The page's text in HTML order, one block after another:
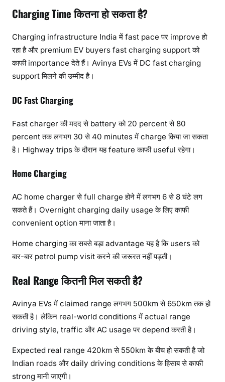
Charging Time कितना हो सकता है?
Charging infrastructure India में fast pace पर improve हो
रहा है और premium EV buyers fast charging support को
काफी importance देते हैं। Avinya EVs में DC fast charging
support मिलने की उम्मीद है।
DC Fast Charging
Fast charger की मदद से battery को 20 percent से 80
percent तक लगभग 30 से 40 minutes में charge किया जा सकता
है। Highway trips के दौरान यह feature काफी useful रहेगा।
Home Charging
AC home charger से full charge होने में लगभग 6 से 8 घंटे लग
सकते हैं। Overnight charging daily usage के लिए काफी
convenient option माना जाता है।
Home charging का सबसे बड़ा advantage यह है कि users को
बार-बार petrol pump visit करने की जरूरत नहीं पड़ती।
Real Range कितनी मिल सकती है?
Avinya EVs में claimed range लगभग 500km से 650km तक हो
सकती है। लेकिन real-world conditions में actual range
driving style, traffic और AC usage पर depend करती है।
Expected real range 420km से 550km के बीच हो सकती है जो
Indian roads और daily driving conditions के हिसाब से काफी
strong मानी जाएगी।